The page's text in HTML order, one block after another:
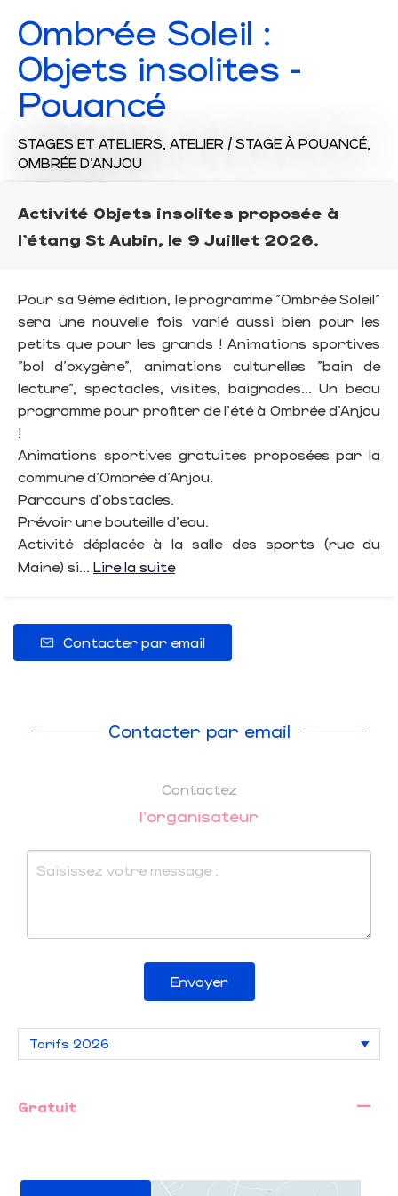
Ombrée Soleil :
Objets insolites -
Pouancé
STAGES ET ATELIERS, ATELIER / STAGE À POUANCÉ,
OMBRÉE D'ANJOU
Activité Objets insolites proposée à
l'étang St Aubin, le 9 Juillet 2026.
Pour sa 9ème édition, le programme "Ombrée Soleil"
sera une nouvelle fois varié aussi bien pour les
petits que pour les grands ! Animations sportives
"bol d'oxygène", animations culturelles "bain de
lecture", spectacles, visites, baignades... Un beau
programme pour profiter de l'été à Ombrée d'Anjou
!
Animations sportives gratuites proposées par la
commune d'Ombrée d'Anjou.
Parcours d'obstacles.
Prévoir une bouteille d'eau.
Activité déplacée à la salle des sports (rue du
Maine) si... Lire la suite
Contacter par email
Contacter par email
Contactez
l'organisateur
Envoyer
Gratuit —